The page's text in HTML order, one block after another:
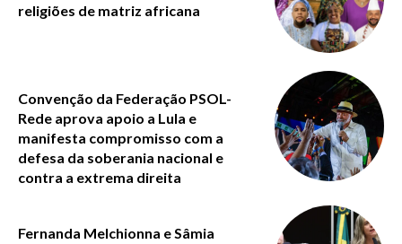
religiões de matriz africana
Convenção da Federação PSOL-
Rede aprova apoio a Lula e
manifesta compromisso com a
defesa da soberania nacional e
contra a extrema direita
Fernanda Melchionna e Sâmia